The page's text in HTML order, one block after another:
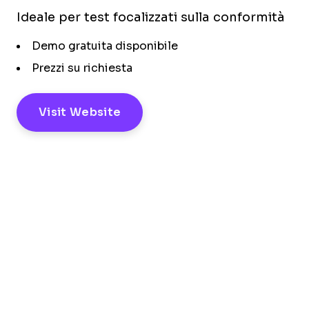
Ideale per test focalizzati sulla conformità
Demo gratuita disponibile
Prezzi su richiesta
Visit Website